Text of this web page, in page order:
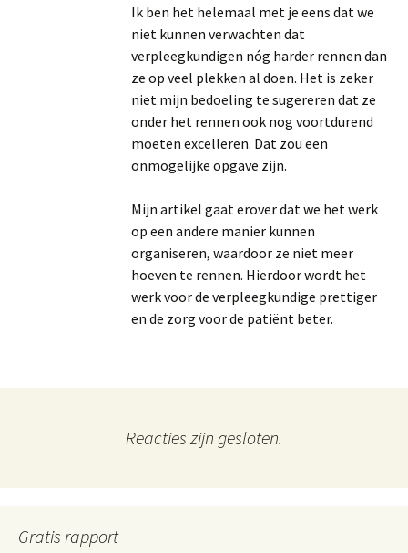
Ik ben het helemaal met je eens dat we
niet kunnen verwachten dat
verpleegkundigen nóg harder rennen dan
ze op veel plekken al doen. Het is zeker
niet mijn bedoeling te sugereren dat ze
onder het rennen ook nog voortdurend
moeten excelleren. Dat zou een
onmogelijke opgave zijn.
Mijn artikel gaat erover dat we het werk
op een andere manier kunnen
organiseren, waardoor ze niet meer
hoeven te rennen. Hierdoor wordt het
werk voor de verpleegkundige prettiger
en de zorg voor de patiënt beter.
Reacties zijn gesloten.
Gratis rapport